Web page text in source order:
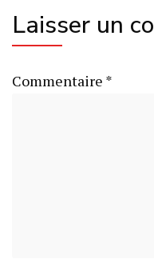
Laisser un
Commentaire *